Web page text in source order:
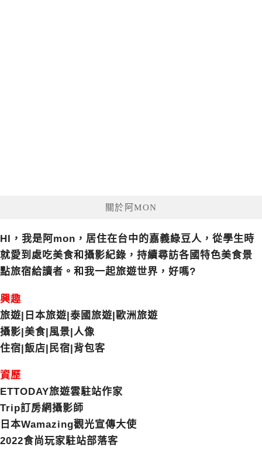
關於阿MON
HI，我是阿mon，居住在台中的嘉義綠豆人，從學生時
就愛到處吃美食和攝影紀錄，持續尋訪各國特色美食景
點旅宿給讀者。和我一起旅遊世界，好嗎?
興趣
旅遊|日本旅遊|泰國旅遊|歐洲旅遊
攝影|美食|風景|人像
住宿|飯店|民宿|背包客
資歷
ETTODAY旅遊雲駐站作家
Trip訂房網攝影師
日本Wamazing觀光宣傳大使
2022食尚玩家駐站部落客